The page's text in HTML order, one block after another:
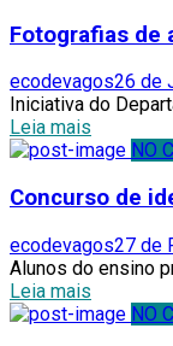
Fotografias de
Author
ecodevagos
on
26 de
Iniciativa do
Leia mais
NO
Concurso de
Author
ecodevagos
on
27 de
Alunos do ensino
Leia mais
NO